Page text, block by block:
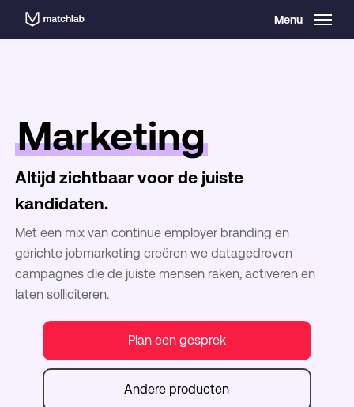
Menu
Marketing
Altijd zichtbaar voor de juiste
kandidaten.
Met een mix van continue employer branding en
gerichte jobmarketing creëren we datagedreven
campagnes die de juiste mensen raken, activeren en
laten solliciteren.
Plan een gesprek
Andere producten